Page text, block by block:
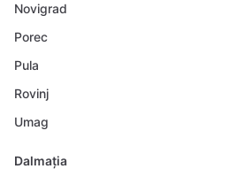
Novigrad
Porec
Pula
Rovinj
Umag
Dalmația